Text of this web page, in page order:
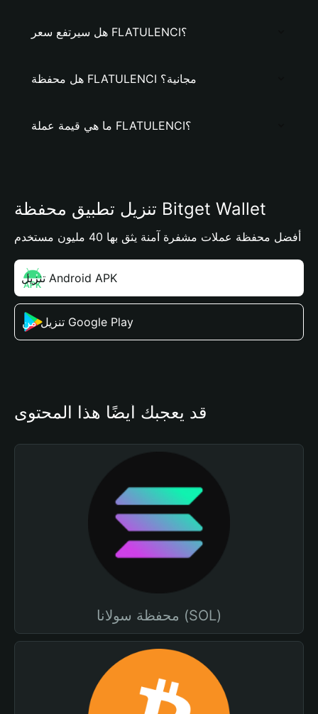
هل سيرتفع سعر FLATULENCI؟
هل محفظة FLATULENCI مجانية؟
ما هي قيمة عملة FLATULENCI؟
تنزيل تطبيق محفظة Bitget Wallet
أفضل محفظة عملات مشفرة آمنة يثق بها 40 مليون مستخدم
تنزيل Android APK
تنزيل من Google Play
قد يعجبك أيضًا هذا المحتوى
محفظة سولانا (SOL)